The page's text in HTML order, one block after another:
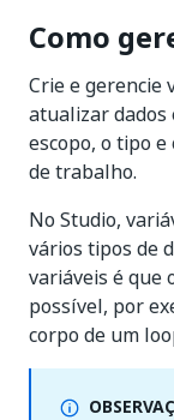
Como
Crie e gerencie
atualizar dados
escopo, o tipo
de trabalho.
No Studio,
vários tipos de
variáveis é que
possível, por
corpo de um